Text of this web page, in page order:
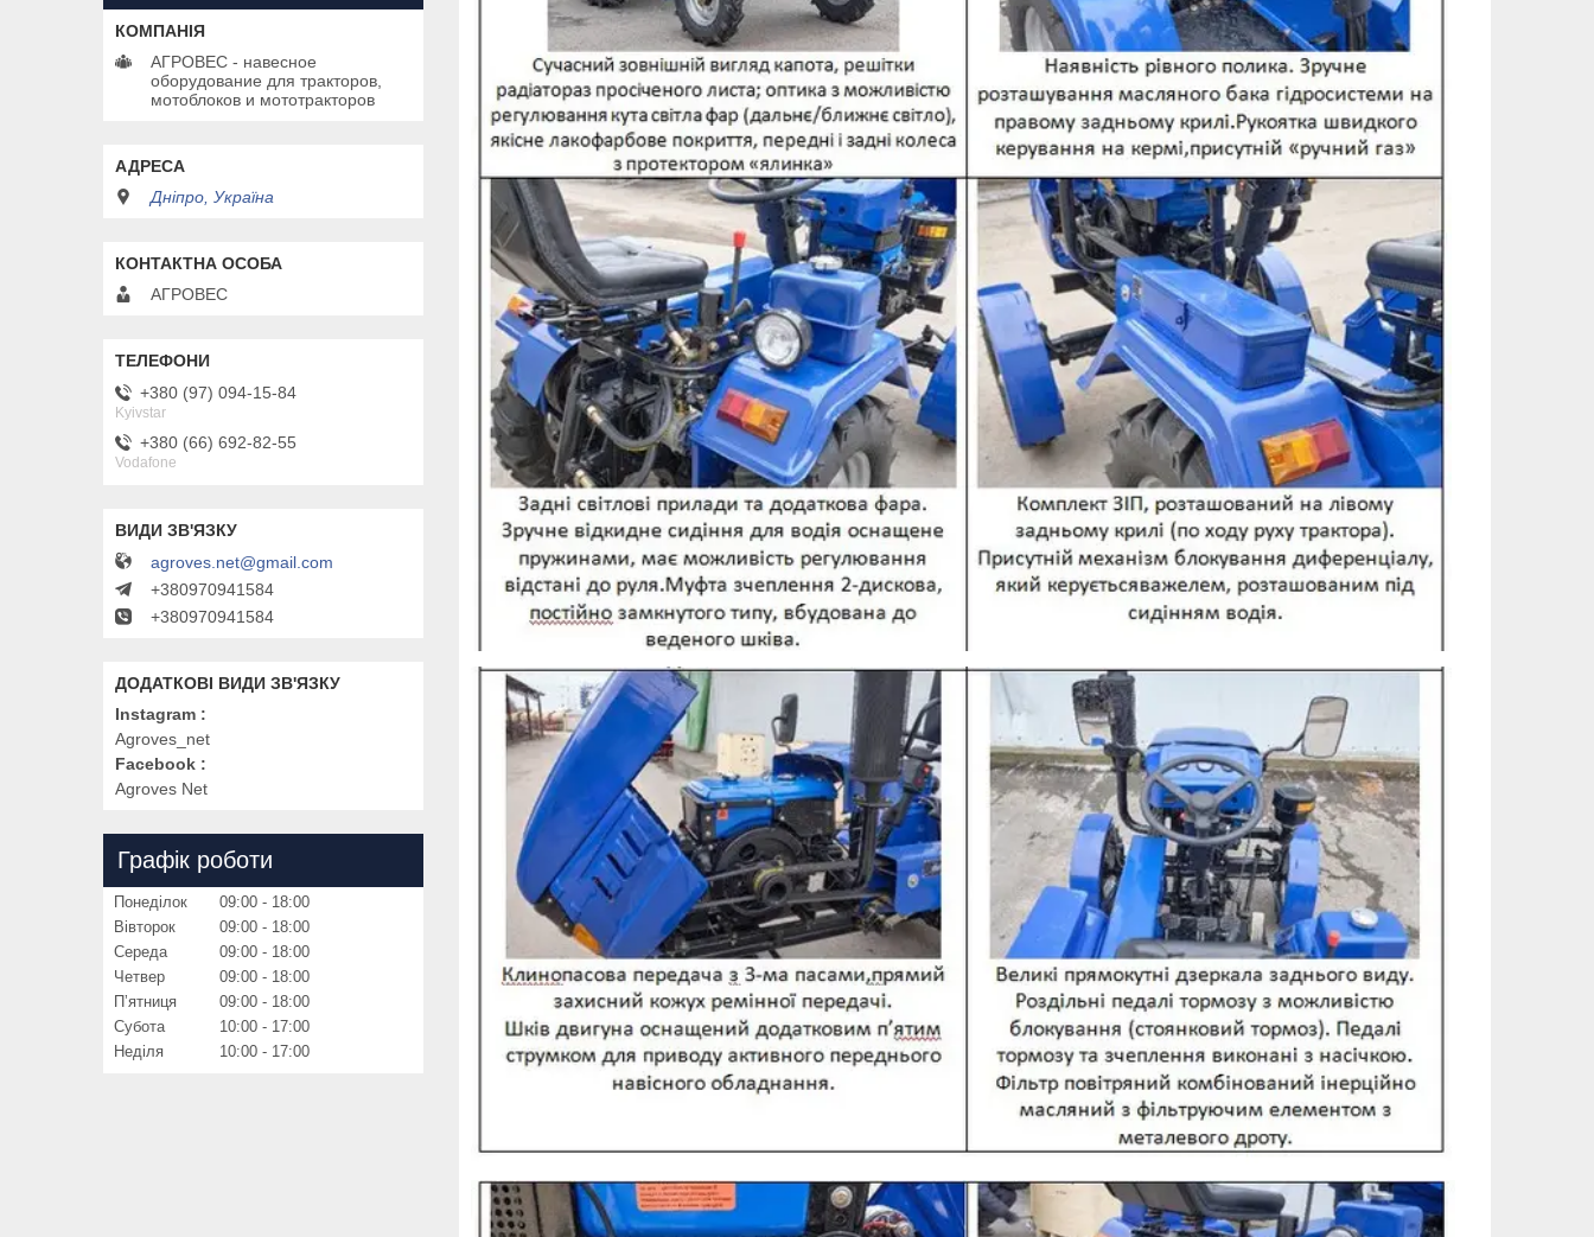
АГРОВЕС - навесное
оборудование для тракторов,
мотоблоков и мототракторов
Дніпро, Україна
АГРОВЕС
+380 (97) 094-15-84
Kyivstar
+380 (66) 692-82-55
Vodafone
agroves.net@gmail.com
+380970941584
+380970941584
Instagram
Agroves_net
Facebook
Agroves Net
Графік роботи
Понеділок 09:00
18:00
Вівторок
09:00
18:00
Середа
09:00
18:00
Четвер
09:00
18:00
Пʼятниця
09:00
18:00
Субота
10:00
17:00
Неділя
10:00 17:00